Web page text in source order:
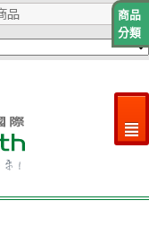
²
商品
分類